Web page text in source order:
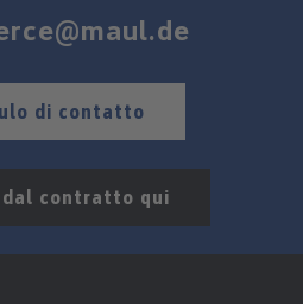
di contatto
dal contratto qui